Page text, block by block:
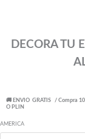
DECORA TU
🚚 ENVIO GRATIS / Compra
O PLIN
AMERICA
Búsqueda